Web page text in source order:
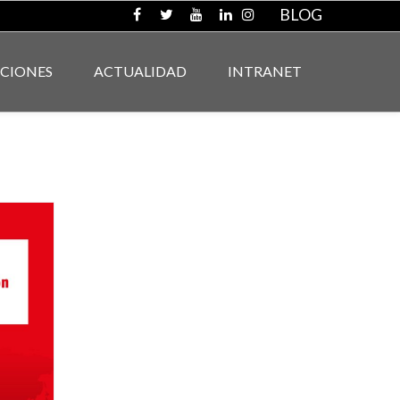
BLOG
ACTUALIDAD INTRANET